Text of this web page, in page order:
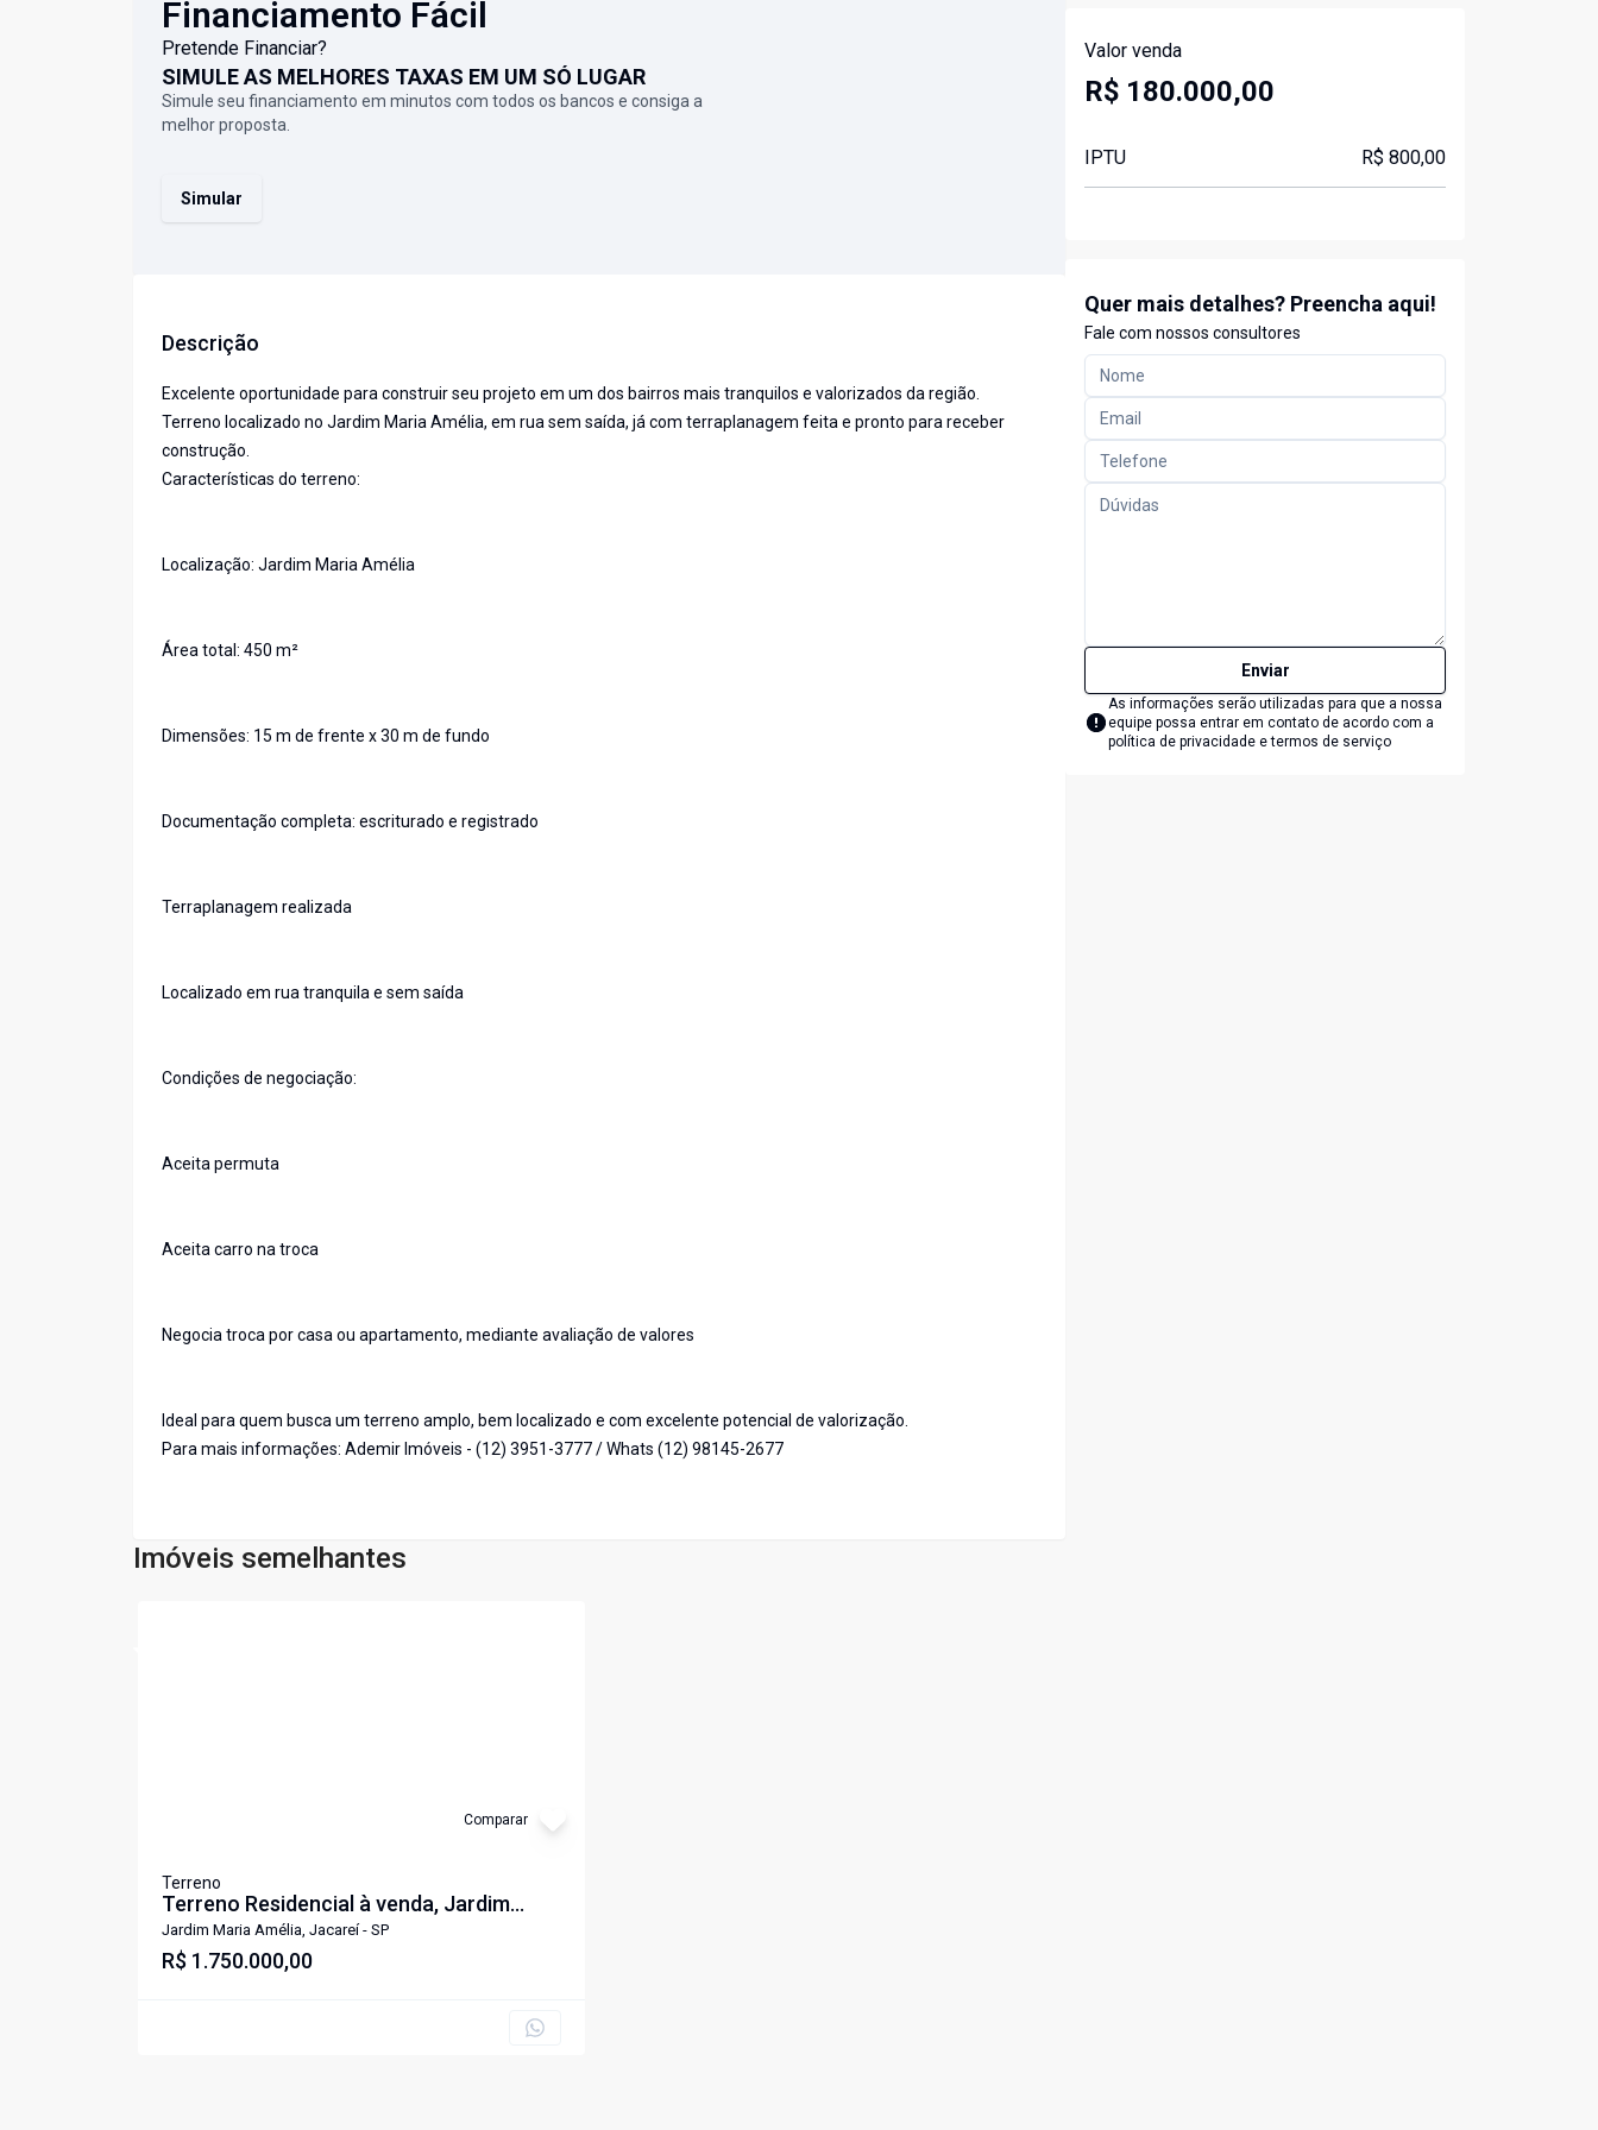
Financiamento Fácil
Pretende Financiar?
SIMULE AS MELHORES TAXAS EM UM SÓ LUGAR
Simule seu financiamento em minutos com todos os bancos e consiga a
melhor proposta.
Simular
Descrição
Excelente oportunidade para construir seu projeto em um dos bairros mais tranquilos e valorizados da região.
Terreno localizado no Jardim Maria Amélia, em rua sem saída, já com terraplanagem feita e pronto para receber
construção.
Características do terreno:
Localização: Jardim Maria Amélia
Área total: 450 m²
Dimensões: 15 m de frente x 30 m de fundo
Documentação completa: escriturado e registrado
Terraplanagem realizada
Localizado em rua tranquila e sem saída
Condições de negociação:
Aceita permuta
Aceita carro na troca
Negocia troca por casa ou apartamento, mediante avaliação de valores
Ideal para quem busca um terreno amplo, bem localizado e com excelente potencial de valorização.
Para mais informações: Ademir Imóveis - (12) 3951-3777 / Whats (12) 98145-2677
Imóveis semelhantes
Comparar
Terreno
Terreno Residencial à venda, Jardim
Maria Amélia, Jacareí - TE1372.
Jardim Maria Amélia, Jacareí - SP
R$ 1.750.000,00
Valor venda
R$ 180.000,00
IPTU R$ 800,00
Quer mais detalhes? Preencha aqui!
Fale com nossos consultores
Enviar
As informações serão utilizadas para que a nossa
equipe possa entrar em contato de acordo com a
política de privacidade e termos de serviço